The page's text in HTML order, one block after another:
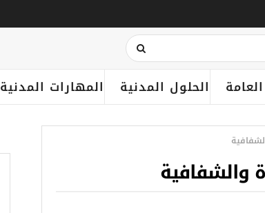
الحلول المدنية المهارات المدنية
والشفافية